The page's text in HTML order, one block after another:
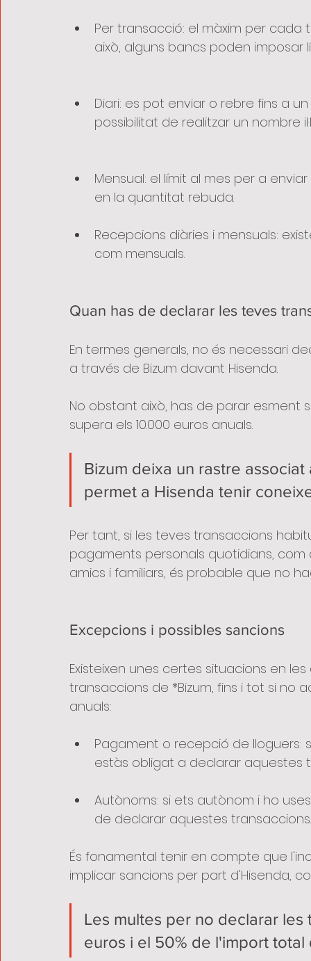
Per transacció: el màxim per cada
això, alguns bancs poden imposar
Diari: es pot enviar o rebre fins a
possibilitat de realitzar un nombre
Mensual: el límit al mes per a
en la quantitat rebuda.
Recepcions diàries i mensuals:
com mensuals.
Quan has de declarar les teves
En termes generals, no és necessari
a través de Bizum davant Hisenda.
No obstant això, has de parar
supera els 10.000 euros anuals.
Bizum deixa un rastre
permet a Hisenda tenir
Per tant, si les teves transaccions
pagaments personals quotidians,
amics i familiars, és probable que no
Excepcions i possibles sancions
Existeixen unes certes situacions en
transaccions de *Bizum, fins i tot si no
anuals:
Pagament o recepció de lloguers:
estàs obligat a declarar aquestes
Autònoms: si ets autònom i ho
de declarar aquestes transaccions.
És fonamental tenir en compte que
implicar sancions per part d'Hisenda,
Les multes per no declarar
euros i el 50% de l'import total